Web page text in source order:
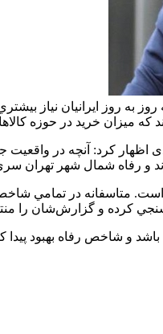
كه ميزان خريد در حوزه
و رفاه شمال شهر تهران
متاسفانه در تمامي
كرده و گزارش‌شان را